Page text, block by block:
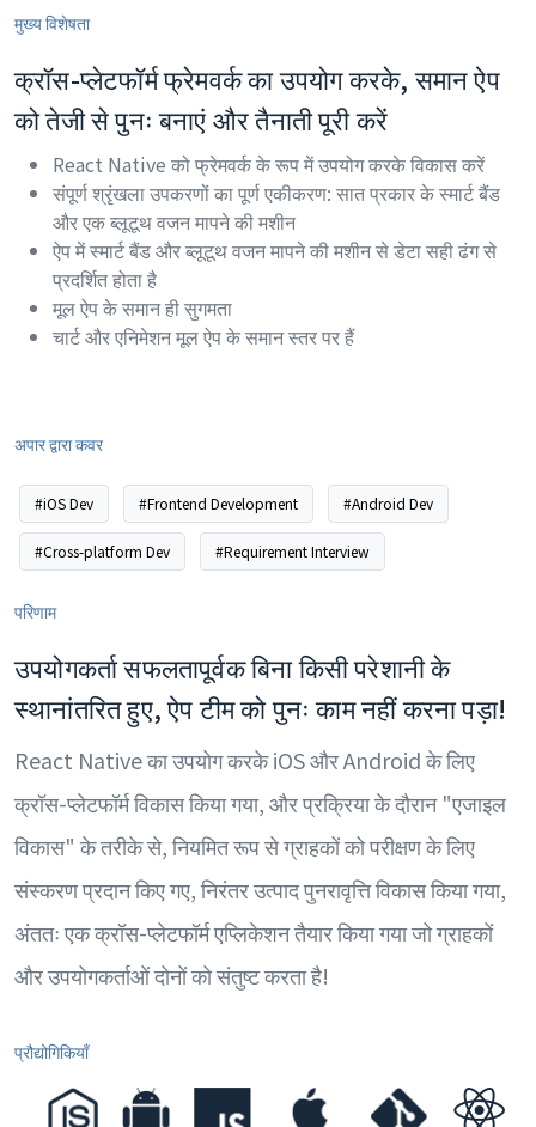
मुख्य विशेषता
क्रॉस-प्लेटफॉर्म फ्रेमवर्क का उपयोग करके, समान ऐप
को तेजी से पुनः बनाएं और तैनाती पूरी करें
React Native को फ्रेमवर्क के रूप में उपयोग करके विकास करें
संपूर्ण श्रृंखला उपकरणों का पूर्ण एकीकरण: सात प्रकार के स्मार्ट बैंड
और एक ब्लूटूथ वजन मापने की मशीन
ऐप में स्मार्ट बैंड और ब्लूटूथ वजन मापने की मशीन से डेटा सही ढंग से
प्रदर्शित होता है
मूल ऐप के समान ही सुगमता
चार्ट और एनिमेशन मूल ऐप के समान स्तर पर हैं
अपार द्वारा कवर
#iOS Dev #Frontend Development #Android Dev
#Cross-platform Dev #Requirement Interview
परिणाम
उपयोगकर्ता सफलतापूर्वक बिना किसी परेशानी के
स्थानांतरित हुए, ऐप टीम को पुनः काम नहीं करना पड़ा!
React Native का उपयोग करके iOS और Android के लिए
क्रॉस-प्लेटफॉर्म विकास किया गया, और प्रक्रिया के दौरान "एजाइल
विकास" के तरीके से, नियमित रूप से ग्राहकों को परीक्षण के लिए
संस्करण प्रदान किए गए, निरंतर उत्पाद पुनरावृत्ति विकास किया गया,
अंततः एक क्रॉस-प्लेटफॉर्म एप्लिकेशन तैयार किया गया जो ग्राहकों
और उपयोगकर्ताओं दोनों को संतुष्ट करता है!
प्रौद्योगिकियाँ